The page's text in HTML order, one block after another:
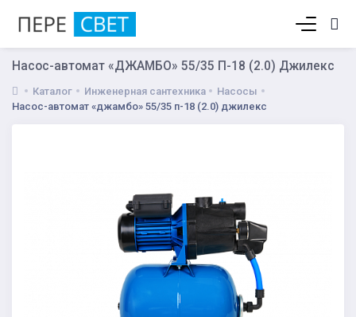
Насос-автомат «ДЖАМБО» 55/35 П-18 (2.0) Джилекс
Каталог Инженерная сантехника
Насосы
Насос-автомат «джамбо» 55/35 п-18 (2.0) джилекс